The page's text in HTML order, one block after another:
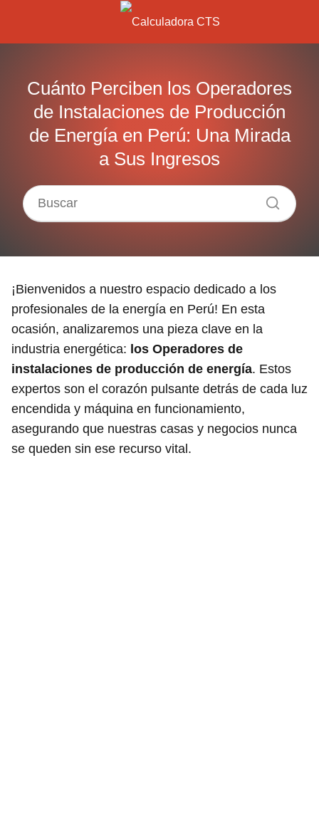
Cuánto Perciben los Operadores
de Instalaciones de Producción
de Energía en Perú: Una Mirada
a Sus Ingresos
¡Bienvenidos a nuestro espacio dedicado a los
profesionales de la energía en Perú! En esta
ocasión, analizaremos una pieza clave en la
industria energética: los Operadores de
instalaciones de producción de energía. Estos
expertos son el corazón pulsante detrás de cada luz
encendida y máquina en funcionamiento,
asegurando que nuestras casas y negocios nunca
se queden sin ese recurso vital.